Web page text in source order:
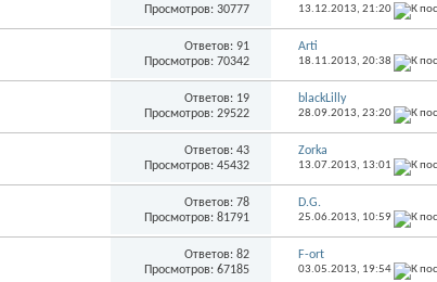
Просмотров: 30777
13.12.2013, 21:20
Ответов: 91
Просмотров: 70342
Arti
18.11.2013, 20:38
Ответов: 19
Просмотров: 29522
blackLilly
28.09.2013, 23:20
Ответов: 43
Просмотров: 45432
Zorka
13.07.2013, 13:01
Ответов: 78
Просмотров: 81791
D.G.
25.06.2013, 10:59
Ответов: 82
Просмотров: 67185
F-ort
03.05.2013, 19:54